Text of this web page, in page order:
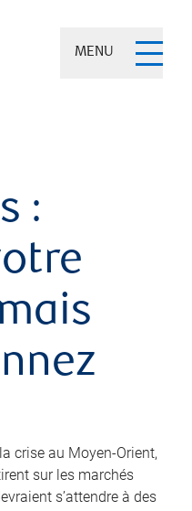
MENU
:
crise au Moyen-Orient,
sur les marchés
s’attendre à des